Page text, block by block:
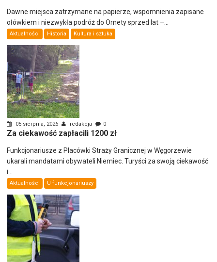
Dawne miejsca zatrzymane na papierze, wspomnienia zapisane
ołówkiem i niezwykła podróż do Ornety sprzed lat –...
Aktualności Historia Kultura i sztuka
05 sierpnia, 2026 redakcja 0
Za ciekawość zapłacili 1200 zł
Funkcjonariusze z Placówki Straży Granicznej w Węgorzewie
ukarali mandatami obywateli Niemiec. Turyści za swoją ciekawość
i...
Aktualności U funkcjonariuszy